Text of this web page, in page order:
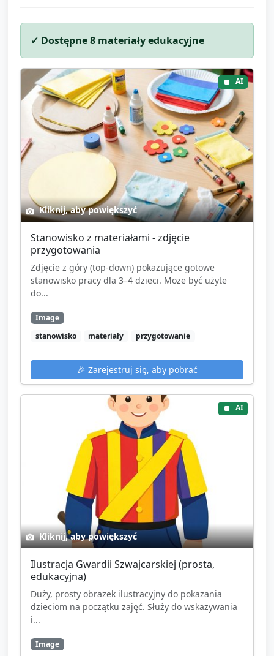
✓ Dostępne8 materiały edukacyjne
AI
Kliknij, aby powiększyć
Stanowisko z materiałami - zdjęcie
przygotowania
Zdjęcie z góry (top-down) pokazujące gotowe
stanowisko pracy dla 3–4 dzieci. Może być użyte
do...
Image
stanowisko
materiały przygotowanie
🎉 Zarejestruj się, aby pobrać
AI
Kliknij, aby powiększyć
Ilustracja Gwardii Szwajcarskiej (prosta,
edukacyjna)
Duży, prosty obrazek ilustracyjny do pokazania
dzieciom na początku zajęć. Służy do wskazywania
i...
Image